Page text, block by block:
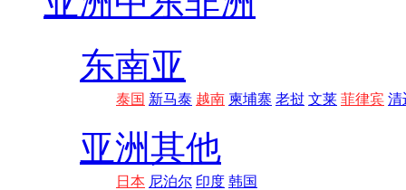
东南亚
泰国 新马泰 越南 柬埔寨 老挝 文莱 菲律宾 清
亚洲其他
日本 尼泊尔 印度 韩国